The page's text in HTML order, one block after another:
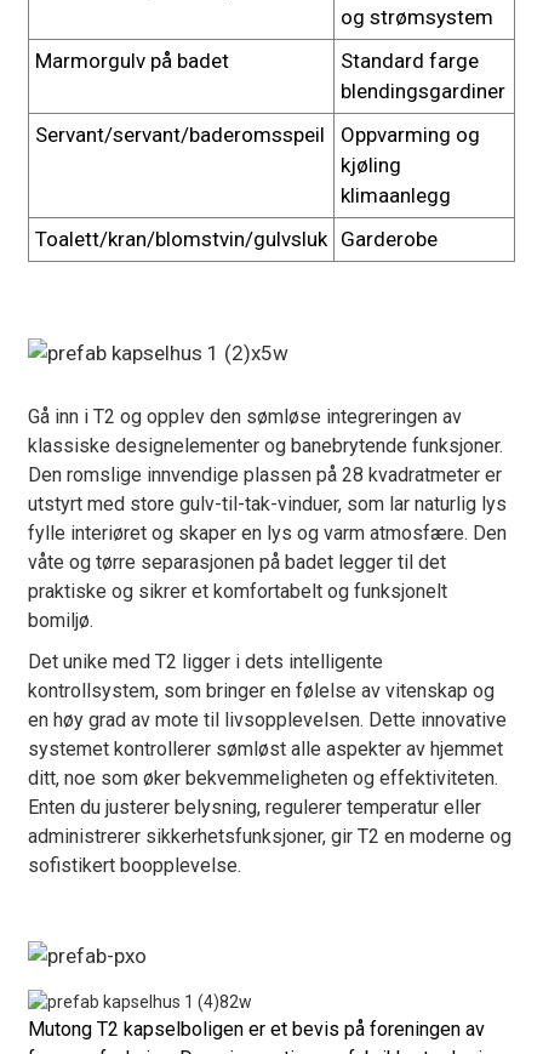
og strømsystem
Marmorgulv på badet
Standard farge
blendingsgardiner
Servant/servant/baderomsspeil
Oppvarming og
kjøling
klimaanlegg
Toalett/kran/blomstvin/gulvsluk
Garderobe
Gå inn i T2 og opplev den sømløse integreringen av
klassiske designelementer og banebrytende funksjoner.
Den romslige innvendige plassen på 28 kvadratmeter er
utstyrt med store gulv-til-tak-vinduer, som lar naturlig lys
fylle interiøret og skaper en lys og varm atmosfære. Den
våte og tørre separasjonen på badet legger til det
praktiske og sikrer et komfortabelt og funksjonelt
bomiljø.
Det unike med T2 ligger i dets intelligente
kontrollsystem, som bringer en følelse av vitenskap og
en høy grad av mote til livsopplevelsen. Dette innovative
systemet kontrollerer sømløst alle aspekter av hjemmet
ditt, noe som øker bekvemmeligheten og effektiviteten.
Enten du justerer belysning, regulerer temperatur eller
administrerer sikkerhetsfunksjoner, gir T2 en moderne og
sofistikert boopplevelse.
Mutong T2 kapselboligen er et bevis på foreningen av